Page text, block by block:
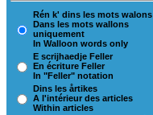
Rén k' dins les mots walons
Dans les mots wallons
uniquement
In Walloon words only
E scrijhaedje Feller
En écriture Feller
In "Feller" notation
Dins les årtikes
A l'intérieur des articles
Within articles